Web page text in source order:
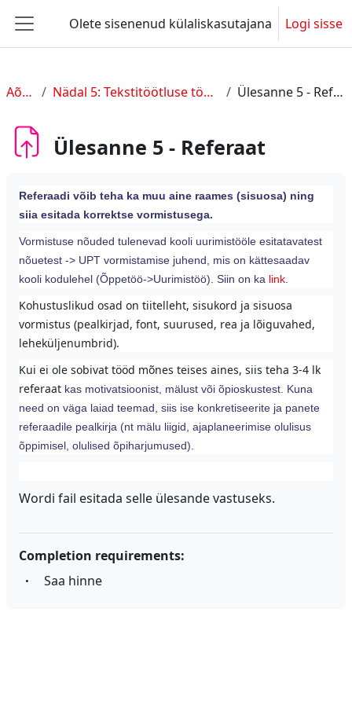
Küljepaneel
Olete sisenenud külaliskasutajana Logi sisse
Aõ1-E Nädal 5: Tekstitöötluse tööriistad Ülesanne 5 - Referaat
Ülesanne 5 - Referaat
Referaadi võib teha ka muu aine raames (sisuosa) ning
siia esitada korrektse vormistusega.
Vormistuse nõuded tulenevad kooli uurimistööle esitatavatest
nõuetest -> UPT vormistamise juhend, mis on kättesaadav
kooli kodulehel (Õppetöö->Uurimistöö). Siin on ka link
Kohustuslikud osad on tiitelleht, sisukord ja sisuosa
vormistus (pealkirjad, font, suurused, rea ja lõiguvahed,
leheküljenumbrid).
Kui ei ole sobivat tööd mõnes teises aines, siis teha 3-4 lk
referaat kas motivatsioonist, mälust või õpioskustest. Kuna
need on väga laiad teemad, siis ise konkretiseerite ja panete
referaadile pealkirja (nt mälu liigid, ajaplaneerimise olulisus
õppimisel, olulised õpiharjumused).
Wordi fail esitada selle ülesande vastuseks.
Completion requirements:
Saa hinne